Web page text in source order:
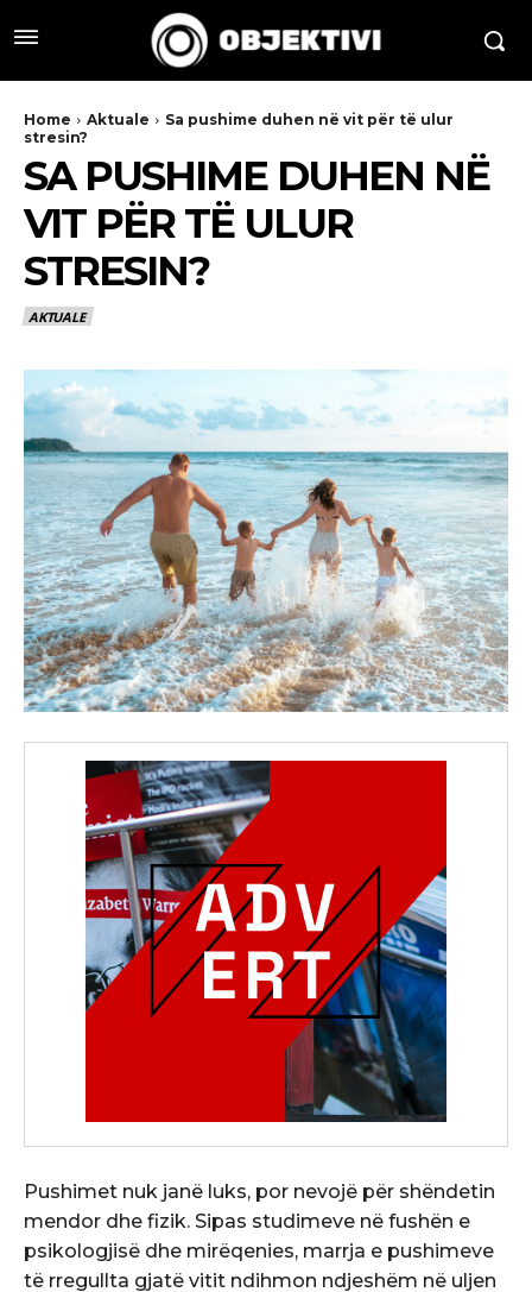
Home Aktuale
Sa pushime duhen në vit për të ulur
stresin?
SA PUSHIME DUHEN NË
VIT PËR TË ULUR
STRESIN?
AKTUALE
Pushimet nuk janë luks, por nevojë për shëndetin
mendor dhe fizik. Sipas studimeve në fushën e
psikologjisë dhe mirëqenies, marrja e pushimeve
të rregullta gjatë vitit ndihmon ndjeshëm në uljen